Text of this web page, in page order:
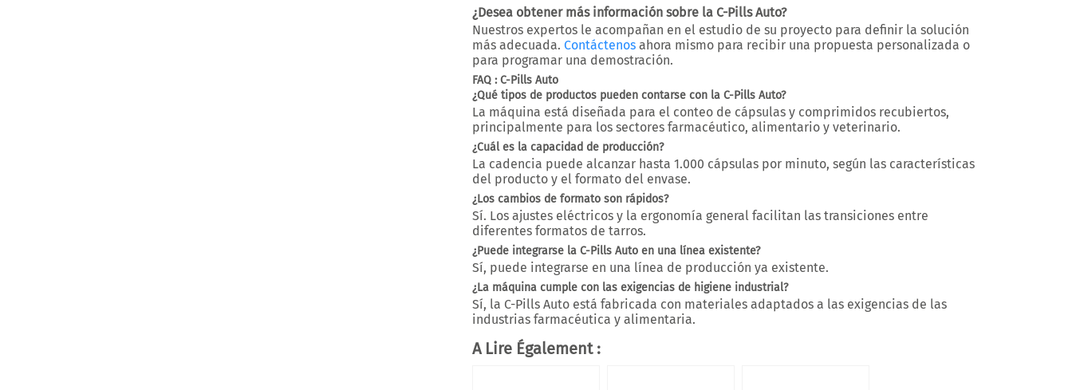
¿Desea obtener más información sobre la C-Pills Auto?
Nuestros expertos le acompañan en el estudio de su proyecto para definir la solución
más adecuada. Contáctenos ahora mismo para recibir una propuesta personalizada o
para programar una demostración.
FAQ : C-Pills Auto
¿Qué tipos de productos pueden contarse con la C-Pills Auto?
La máquina está diseñada para el conteo de cápsulas y comprimidos recubiertos,
principalmente para los sectores farmacéutico, alimentario y veterinario.
¿Cuál es la capacidad de producción?
La cadencia puede alcanzar hasta 1.000 cápsulas por minuto, según las características
del producto y el formato del envase.
¿Los cambios de formato son rápidos?
Sí. Los ajustes eléctricos y la ergonomía general facilitan las transiciones entre
diferentes formatos de tarros.
¿Puede integrarse la C-Pills Auto en una línea existente?
Sí, puede integrarse en una línea de producción ya existente.
¿La máquina cumple con las exigencias de higiene industrial?
Sí, la C-Pills Auto está fabricada con materiales adaptados a las exigencias de las
industrias farmacéutica y alimentaria.
A Lire Également :